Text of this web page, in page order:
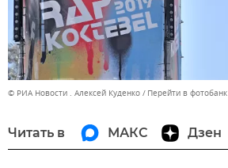
© РИА Новости . Алексей Куденко Перейти в фотобанк
Читать в МАКС Дзен